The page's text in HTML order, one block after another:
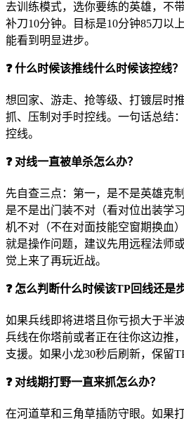
去训练模式，选你要练的英雄，不
补刀10分钟。目标是10分钟85刀以
能看到明显进步。
❓ 什么时候该推线什么时候该控线？
想回家、游走、抢等级、打镀层时
抓、压制对手时控线。一句话总结
控线。
❓ 对线一直被单杀怎么办？
先自查三点：第一，是不是英雄克
是不是出门装不对（看对位出装学
机不对（不在对面技能空窗期换血
就是操作问题，建议先用远程法师
觉上来了再玩近战。
❓ 怎么判断什么时候该TP回线还是
如果兵线即将进塔且你亏损大于半
兵线在你塔前或者正在往你这边推
支援。如果小龙30秒后刷新，保留
❓ 对线期打野一直来抓怎么办？
在河道草和三角草插防守眼。如果